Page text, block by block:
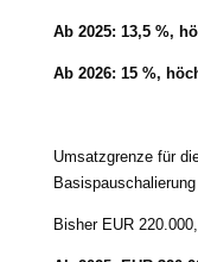
Ab 2025: 13,5 %,
Ab 2026: 15 %,
Umsatzgrenze für
Basispauschalierung
Bisher EUR